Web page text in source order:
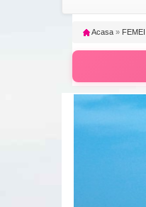
Acasa » FEMEI